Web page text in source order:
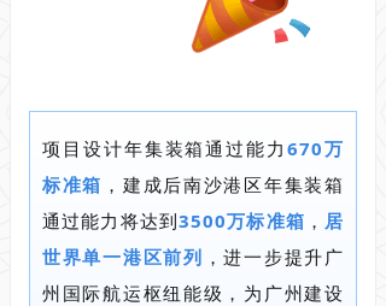
项目设计年集装箱通过能力670万
标准箱 ，建成后南沙港区年集装箱
通过能力将达到3500万标准箱 ， 居
世界单一港区前列 ，进一步提升广
州国际航运枢纽能级，为广州建设